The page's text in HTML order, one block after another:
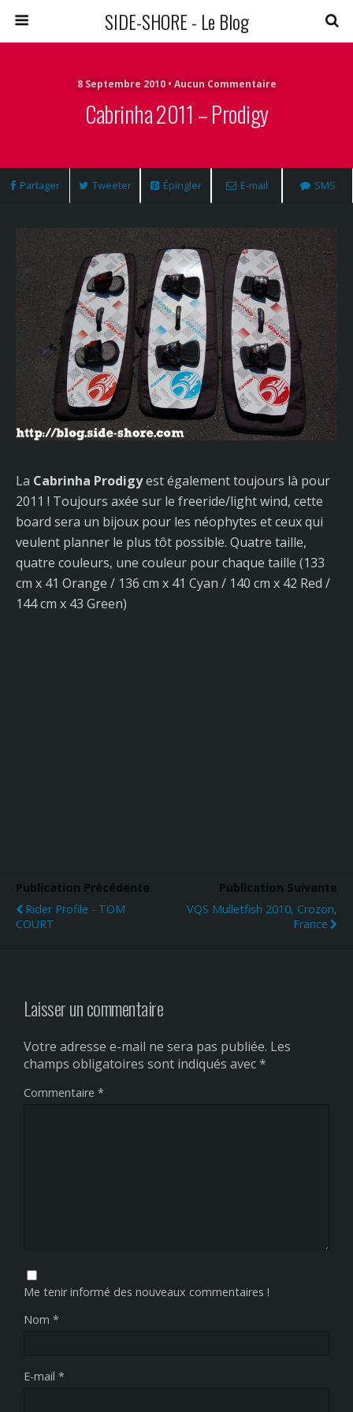
SIDE-SHORE - Le Blog
8 Septembre 2010 • Aucun Commentaire
Cabrinha 2011 – Prodigy
Partager Tweeter Épingler E-mail SMS
La Cabrinha Prodigyest également toujours là pour
2011 ! Toujours axée sur le freeride/light wind, cette
board sera un bijoux pour les néophytes et ceux qui
veulent planner le plus tôt possible. Quatre taille,
quatre couleurs, une couleur pour chaque taille (133
cm x 41 Orange / 136 cm x 41 Cyan / 140 cm x 42 Red /
144 cm x 43 Green)
Publication Précédente
Rider Profile - TOM
COURT
Publication Suivante
VQS Mulletfish 2010, Crozon,
France
Laisser un commentaire
Votre adresse e-mail ne sera pas publiée. Les
champs obligatoires sont indiqués avec*
Commentaire *
Me tenir informé des nouveaux commentaires !
Nom *
E-mail *